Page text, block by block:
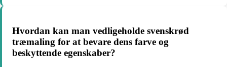
Hvordan kan man vedligeholde svenskrød
træmaling for at bevare dens farve og
beskyttende egenskaber?